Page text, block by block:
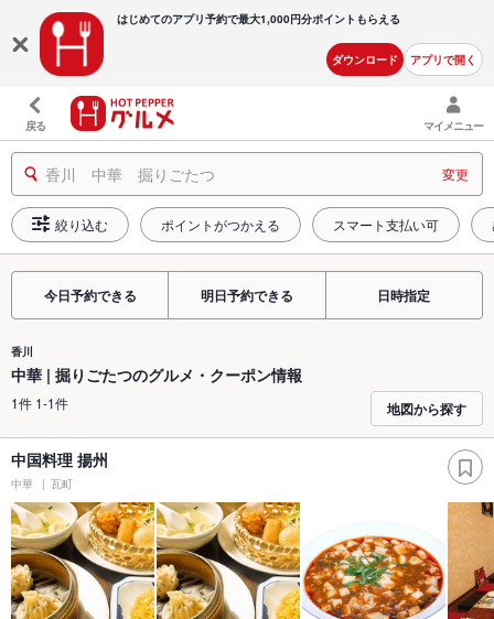
はじめてのアプリ予約で最大1,000円分ポイントもらえる
ダウンロード アプリで開く
戻る マイメニュー
香川 中華 掘りごたつ 変更
絞り込む ポイントがつかえる スマート支払い可
今日予約できる 明日予約できる 日時指定
香川
中華 | 掘りごたつのグルメ・クーポン情報
1件 1-1件 地図から探す
中国料理 揚州
中華 瓦町